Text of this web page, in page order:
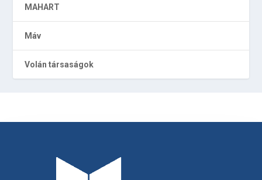
MAHART
Máv
Volán társaságok